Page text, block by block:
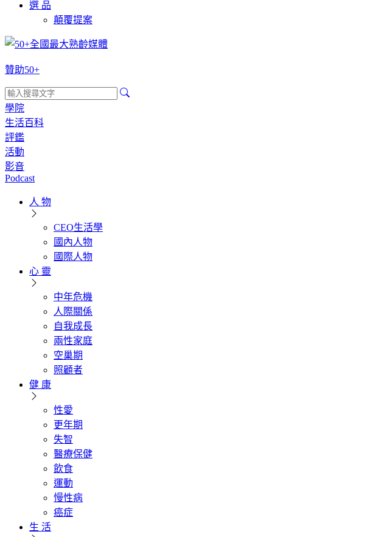
選 品
顛覆提案
贊助50+
學院
生活百科
評鑑
活動
影音
Podcast
人 物
CEO生活學
國內人物
國際人物
心 靈
中年危機
人際關係
自我成長
兩性家庭
空巢期
照顧者
健 康
性愛
更年期
失智
醫療保健
飲食
運動
慢性病
癌症
生 活